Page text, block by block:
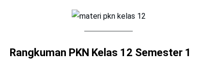
Rangkuman PKN Kelas 12 Semester 1